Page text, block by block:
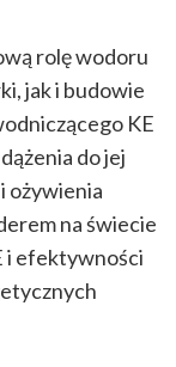
rolę wodoru
jak i budowie
KE
do jej
ożywienia
na świecie
i efektywności